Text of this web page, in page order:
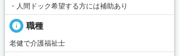
・人間ドック希望する方には補助あり
info 職種
老健で介護福祉士